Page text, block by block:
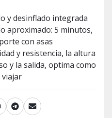
y desinflado integrada
aproximado: 5 minutos,
con asas
y resistencia, la altura
y la salida, optima como
viajar